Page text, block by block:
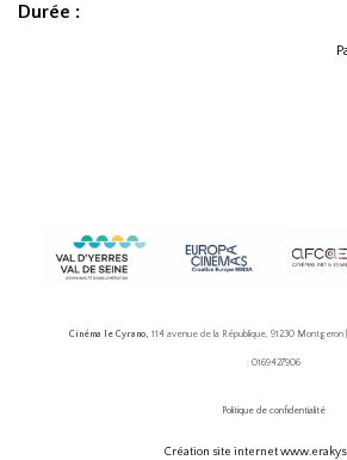
Durée :
Cinéma le Cyrano, 114 avenue de la République, 91230 Montgeron |
: 0169427906
Politique de confidentialité
Création site internet